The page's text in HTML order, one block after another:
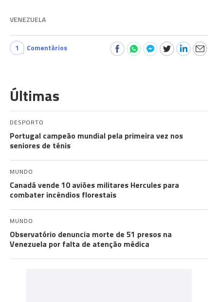
VENEZUELA
1 Comentários
Últimas
DESPORTO
Portugal campeão mundial pela primeira vez nos
seniores de ténis
MUNDO
Canadá vende 10 aviões militares Hercules para
combater incêndios florestais
MUNDO
Observatório denuncia morte de 51 presos na
Venezuela por falta de atenção médica